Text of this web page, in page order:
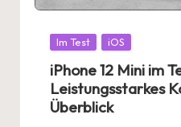
Posted
Im Test iOS
iPhone 12 Mini im
Leistungsstarkes
Überblick